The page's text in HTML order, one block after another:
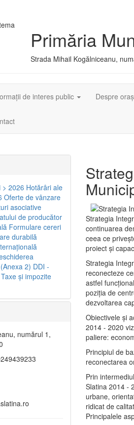
Primăria
Strada Mihail Kogălniceanu,
de interes public Despre oraș
Strategia
continuarea
ceea ce
proiect și
Strategia
reconecteze
astfel
poziţia de
dezvoltarea
Obiectivele şi
2014 - 2020
paliere:
Principiul de
reconectarea
Prin
Slatina 2014 -
urbane,
ridicat de
Principalele
> 2026 Hotărâri ale
Oferte de vânzare
asociative
de producător
Formulare cereri
durabilă
2) DDI -
Taxe şi impozite
numărul 1,